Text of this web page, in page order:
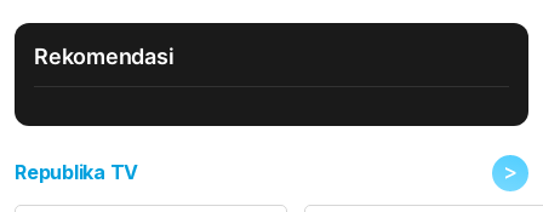
Rekomendasi
Republika TV >